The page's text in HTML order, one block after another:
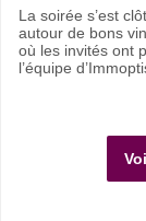
La soirée s’est
autour de bons
où les invités ont
l’équipe